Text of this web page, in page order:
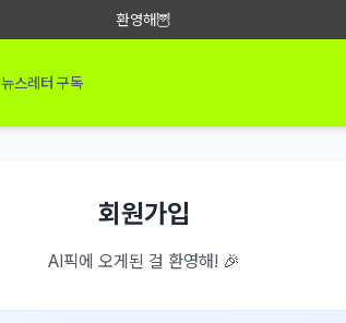
환영해🦉
뉴스레터 구독
회원가입
AI픽에 오게된 걸 환영해! 🎉